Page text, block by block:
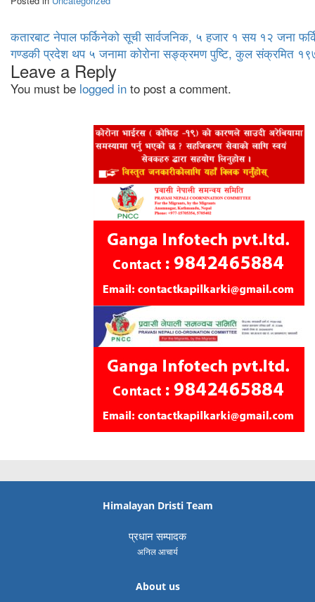
Post
navigation
कतारबाट नेपाल फर्किनेको सूची सार्वजनिक, ५ हजार १ सय १२ जना
गण्डकी प्रदेश थप ५ जनामा कोरोना सङ्क्रमण पुष्टि, कुल संक्रमित
Leave a Reply
You must be logged in to post a comment.
Himalayan Dristi Team
प्रधान सम्पादक
अनिल आचार्य
About us